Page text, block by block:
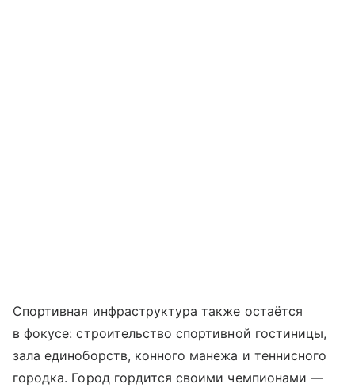
Спортивная инфраструктура также остаётся
в фокусе: строительство спортивной гостиницы,
зала единоборств, конного манежа и теннисного
городка. Город гордится своими чемпионами —